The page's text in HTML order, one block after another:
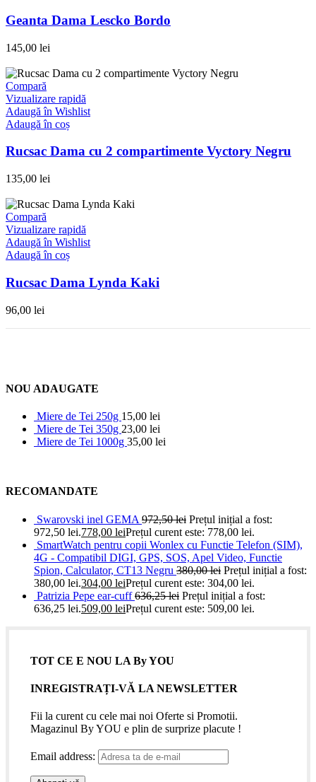
Geanta Dama Lescko Bordo
145,00 lei
Compară
Vizualizare rapidă
Adaugă în Wishlist
Adaugă în coș
Rucsac Dama cu 2 compartimente Vyctory Negru
135,00 lei
Compară
Vizualizare rapidă
Adaugă în Wishlist
Adaugă în coș
Rucsac Dama Lynda Kaki
96,00 lei
NOU ADAUGATE
Miere de Tei 250g 15,00 lei
Miere de Tei 350g 23,00 lei
Miere de Tei 1000g 35,00 lei
RECOMANDATE
Swarovski inel GEMA 972,50lei Prețul inițial a fost:
972,50 lei.778,00 leiPrețul curent este: 778,00 lei.
SmartWatch pentru copii Wonlex cu Functie Telefon (SIM),
4G - Compatibil DIGI, GPS, SOS, Apel Video, Functie
Spion, Calculator, CT13 Negru 380,00lei Prețul inițial a fost:
380,00 lei.304,00 leiPrețul curent este: 304,00 lei.
Patrizia Pepe ear-cuff636,25lei Prețul inițial a fost:
636,25 lei.509,00 leiPrețul curent este: 509,00 lei.
TOT CE E NOU LA By YOU
INREGISTRAȚI-VĂ LA NEWSLETTER
Fii la curent cu cele mai noi Oferte si Promotii.
Magazinul By YOU e plin de surprize placute !
Email address: